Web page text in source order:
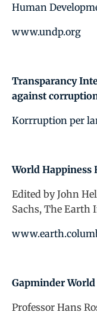
Human
www.undp.org
Transparancy
against
Korrruption per
World Happiness
Edited by John
Sachs, The Earth
Gapminder World
Professor Hans